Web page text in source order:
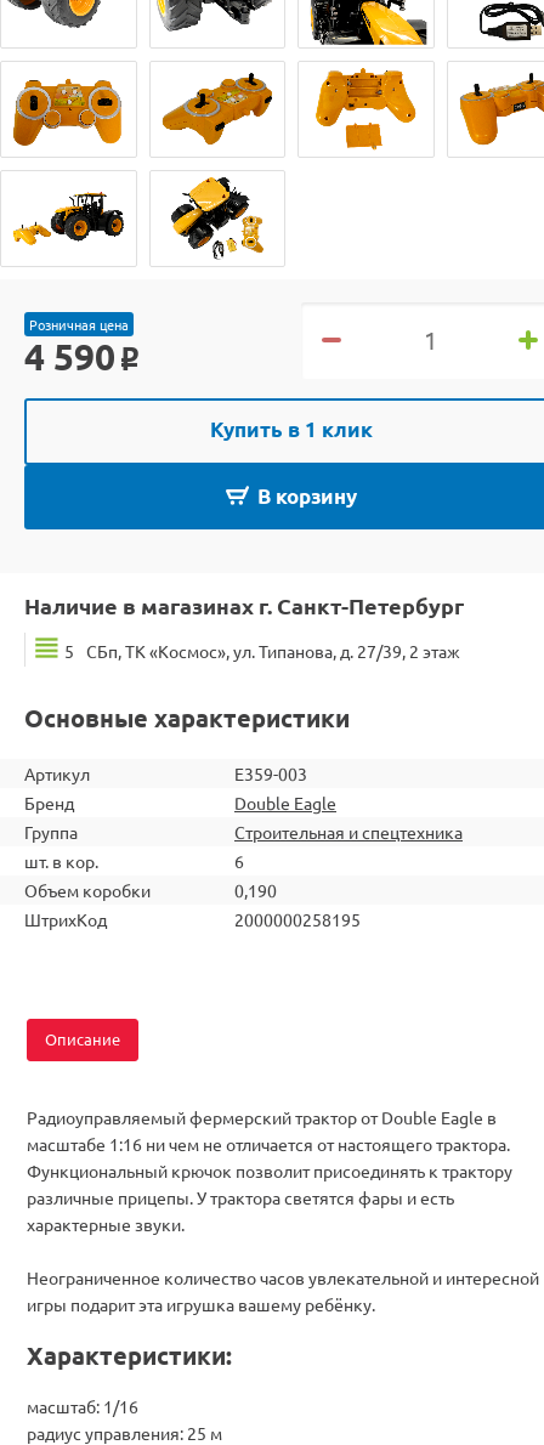
Розничная цена
4 590 o
Купить в 1 клик
В корзину
Наличие в магазинах г. Санкт-Петербург
5 СБп, ТК «Космос», ул. Типанова, д. 27/39, 2 этаж
Основные характеристики
Артикул
E359-003
Бренд
Double Eagle
Группа
Строительная и спецтехника
шт. в кор.
6
Объем коробки
0,190
ШтрихКод
2000000258195
Описание
Радиоуправляемый фермерский трактор от Double Eagle в
масштабе 1:16 ни чем не отличается от настоящего трактора.
Функциональный крючок позволит присоединять к трактору
различные прицепы. У трактора светятся фары и есть
характерные звуки.
Неограниченное количество часов увлекательной и интересной
игры подарит эта игрушка вашему ребёнку.
Характеристики:
масштаб: 1/16
радиус управления: 25 м